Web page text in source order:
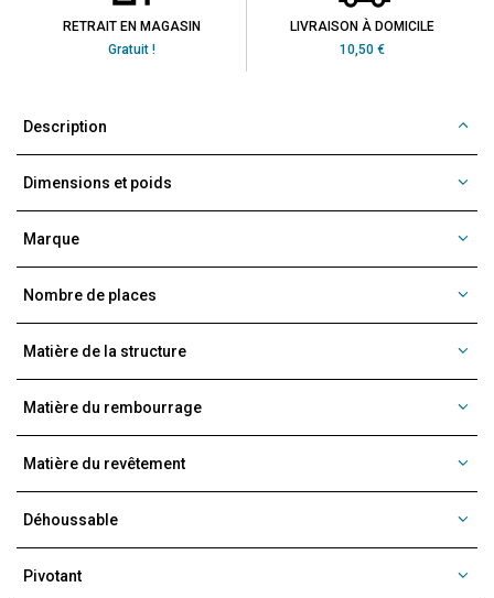
RETRAIT EN MAGASIN
Gratuit !
LIVRAISON À DOMICILE
10,50 €
Description
Dimensions et poids
Marque
Nombre de places
Matière de la structure
Matière du rembourrage
Matière du revêtement
Déhoussable
Pivotant